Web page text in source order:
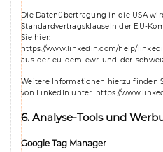
Die Datenübertragung in die USA
Standardvertragsklauseln der EU-
Sie hier:
https://www.linkedin.com/help/
aus-der-eu-dem-ewr-und-der-
Weitere Informationen hierzu finden
von LinkedIn unter: https://
6. Analyse-Tools und
Google Tag Manager